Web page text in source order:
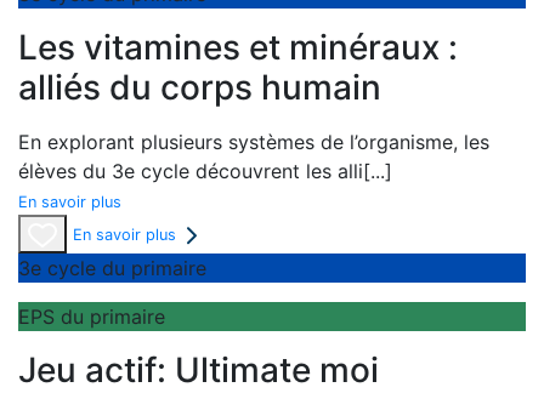
Les vitamines et minéraux :
alliés du corps humain
En explorant plusieurs systèmes de l’organisme, les
élèves du 3e cycle découvrent les alli[...]
En savoir plus
En savoir plus
3e cycle du primaire
EPS du primaire
Jeu actif: Ultimate moi